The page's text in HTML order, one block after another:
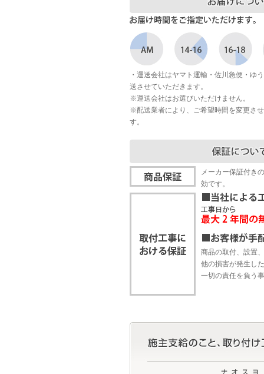
・運送会社はヤマト運輸・佐川急便・ゆ
送させていただきます。
※運送会社はお選びいただけません。
※配送業者により、ご希望時間を変更さ
す。
メーカー保証付き
効です。
商品の取付、設置
他の損害が発生し
一切の責任を負う